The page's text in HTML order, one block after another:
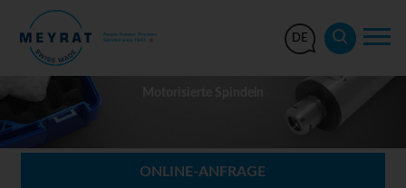
DE
ONLINE-ANFRAGE